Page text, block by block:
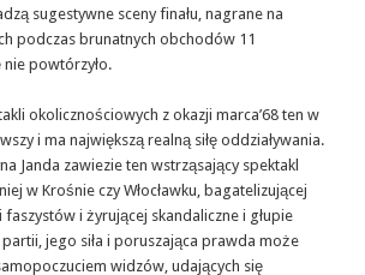
sugestywne sceny finału, nagrane na
podczas brunatnych obchodów 11
powtórzyło.
okolicznościowych z okazji marca’68 ten w
i ma największą realną siłę oddziaływania.
Janda zawiezie ten wstrząsający spektakl
w Krośnie czy Włocławku, bagatelizującej
i żyrującej skandaliczne i głupie
partii, jego siła i poruszająca prawda może
widzów, udających się